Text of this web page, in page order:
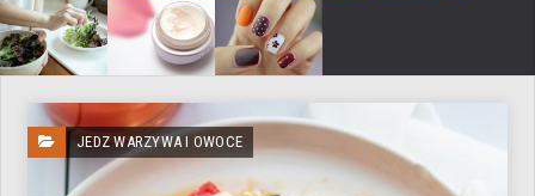
JEDZ WARZYWA I OWOCE